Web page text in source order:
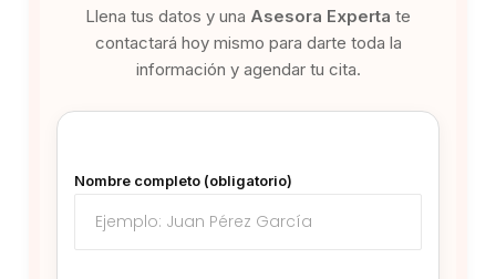
Llena tus datos y una Asesora Experta te
contactará hoy mismo para darte toda la
información y agendar tu cita.
Nombre completo (obligatorio)